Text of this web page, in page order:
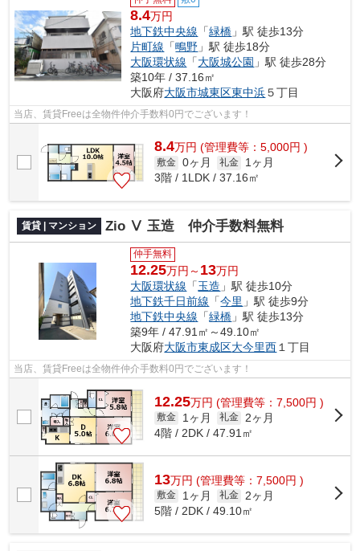
8.4万円
地下鉄中央線 「緑橋 」駅 徒歩13分
片町線 「鴫野 」駅 徒歩18分
大阪環状線 「大阪城公園 」駅 徒歩28分
築10年 / 37.16㎡
大阪府大阪市城東区東中浜５丁目
当店、賃貸Freeは全物件仲介手数料0円でございます！
8.4万円 (管理費等：5,000円 )
敷金 0ヶ月 礼金
1ヶ月
3階 / 1LDK / 37.16㎡
賃貸 | マンション Zio Ⅴ 玉造 仲介手数料無料
仲手無料
12.25万円～ 13万円
大阪環状線 「玉造 」駅 徒歩10分
地下鉄千日前線 「今里 」駅 徒歩9分
地下鉄中央線 「緑橋 」駅 徒歩13分
築9年 / 47.91㎡～49.10㎡
大阪府大阪市東成区大今里西１丁目
当店、賃貸Freeは全物件仲介手数料0円でございます！
12.25万円 (管理費等：7,500円 )
敷金 1ヶ月 礼金
2ヶ月
4階 / 2DK / 47.91㎡
13万円 (管理費等：7,500円 )
敷金 1ヶ月 礼金
2ヶ月
5階 / 2DK / 49.10㎡